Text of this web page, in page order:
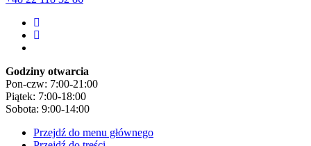
Godziny otwarcia
Pon-czw: 7:00-21:00
Piątek: 7:00-18:00
Sobota: 9:00-14:00
Przejdź do menu głównego